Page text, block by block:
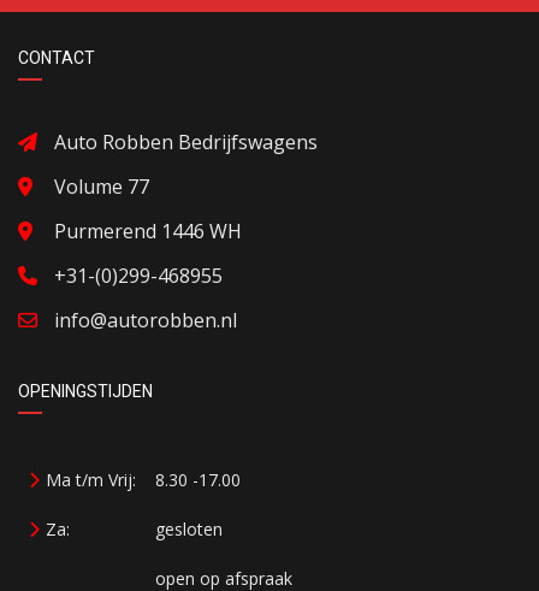
CONTACT
Auto Robben Bedrijfswagens
Volume 77
Purmerend 1446 WH
+31-(0)299-468955
info@autorobben.nl
OPENINGSTIJDEN
Ma t/m Vrij: 8.30 -17.00
Za: gesloten
open op afspraak